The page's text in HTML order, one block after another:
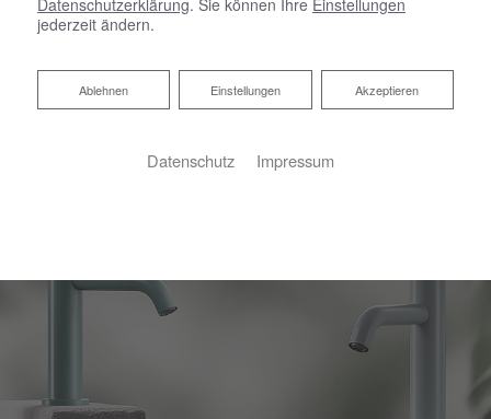
Datenschutzerklärung. Sie können Ihre Einstellungen
jederzeit ändern.
Akzeptieren
Einstellungen
Ablehnen
Ablehnen
Datenschutz Impressum